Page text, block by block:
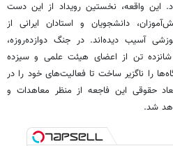
واقعه، نخستین رویداد از این دست
دانشجویان و استادان ایرانی از
آسیب دیده‌اند. در جنگ دوازده‌روزه،
شانزده تن از اعضای هیئت علمی و سیزده
را ناگزیر ساخت تا فعالیت‌های خود را در
حقوقی این فاجعه از منظر معاهدات و
شد.